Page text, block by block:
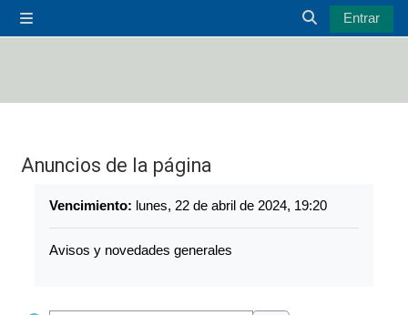
Selector de
Entrar
Anuncios de la página
Vencimiento: lunes, 22 de abril de 2024, 19:20
Avisos y novedades generales